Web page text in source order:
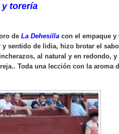
y torería
de La Dehesilla con el empaque y
sentido de lidia, hizo brotar el
al natural y en redondo, y
Toda una lección con la aroma